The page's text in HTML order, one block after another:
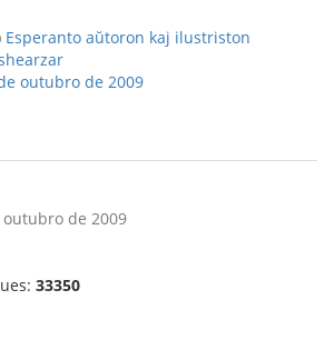
Esperanto aŭtoron kaj ilustriston
outubro de 2009
outubro de 2009
33350